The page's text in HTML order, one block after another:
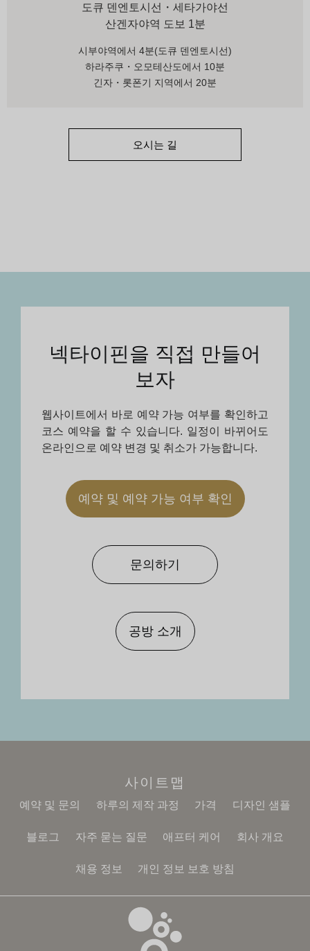
도큐 덴엔토시선・세타가야선
산겐자야역 도보 1분
시부야역에서 4분(도큐 덴엔토시선)
하라주쿠・오모테산도에서 10분
긴자・롯폰기 지역에서 20분
오시는 길
넥타이핀을 직접 만들어
보자
웹사이트에서 바로 예약 가능 여부를 확인하고
코스 예약을 할 수 있습니다. 일정이 바뀌어도
온라인으로 예약 변경 및 취소가 가능합니다.
예약 및 예약 가능 여부 확인
문의하기
공방 소개
사이트맵
예약 및 문의 하루의 제작 과정 가격 디자인 샘플
블로그 자주 묻는 질문 애프터 케어 회사 개요
채용 정보 개인 정보 보호 방침